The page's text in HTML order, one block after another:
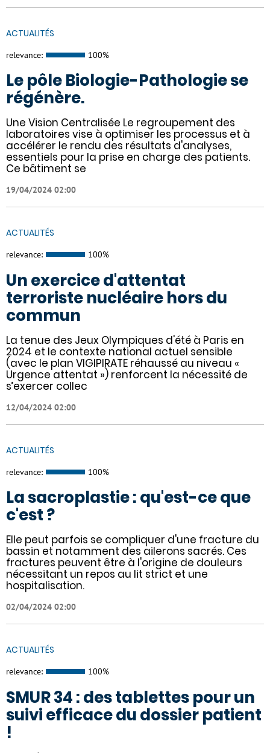
ACTUALITÉS
relevance: 100%
Le pôle Biologie-Pathologie se
régénère.
Une Vision Centralisée Le regroupement des
laboratoires vise à optimiser les processus et à
accélérer le rendu des résultats d'analyses,
essentiels pour la prise en charge des patients.
Ce bâtiment se
19/04/2024 02:00
ACTUALITÉS
relevance: 100%
Un exercice d'attentat
terroriste nucléaire hors du
commun
La tenue des Jeux Olympiques d'été à Paris en
2024 et le contexte national actuel sensible
(avec le plan VIGIPIRATE réhaussé au niveau «
Urgence attentat ») renforcent la nécessité de
s’exercer collec
12/04/2024 02:00
ACTUALITÉS
relevance: 100%
La sacroplastie : qu'est-ce que
c'est ?
Elle peut parfois se compliquer d'une fracture du
bassin et notamment des ailerons sacrés. Ces
fractures peuvent être à l'origine de douleurs
nécessitant un repos au lit strict et une
hospitalisation.
02/04/2024 02:00
ACTUALITÉS
relevance: 100%
SMUR 34 : des tablettes pour un
suivi efficace du dossier patient
!